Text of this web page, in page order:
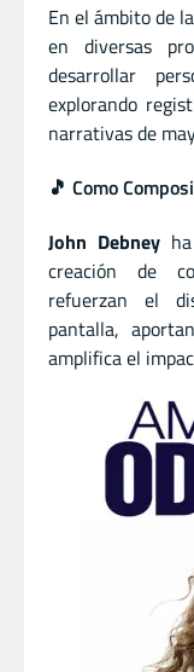
En el ámbito de
en diversas
desarrollar
explorando
narrativas de
🎵 Como
John Debney
creación de
refuerzan el
pantalla,
amplifica el